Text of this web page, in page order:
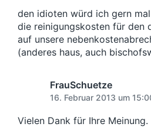
den idioten würd ich gern
die reinigungskosten für den
auf unsere
(anderes haus, auch
FrauSchuetze
16. Februar 2013 um
Vielen Dank für Ihre